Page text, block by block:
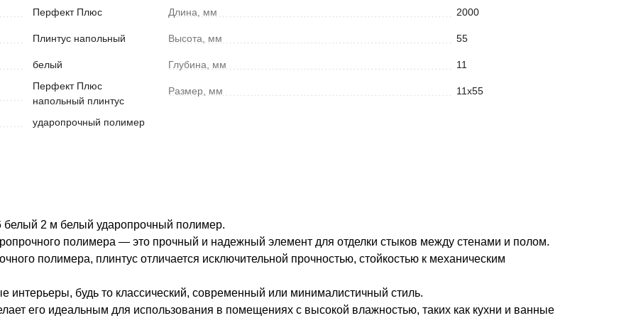
Перфект Плюс
Плинтус напольный
белый
Перфект Плюс
напольный плинтус
ударопрочный полимер
Длина, мм 2000
Высота, мм 55
Глубина, мм 11
Размер, мм 11х55
2 м белый ударопрочный полимер.
полимера — это прочный и надежный элемент для отделки стыков между стенами и полом.
полимера, плинтус отличается исключительной прочностью, стойкостью к механическим
интерьеры, будь то классический, современный или минималистичный стиль.
его идеальным для использования в помещениях с высокой влажностью, таких как кухни и ванные